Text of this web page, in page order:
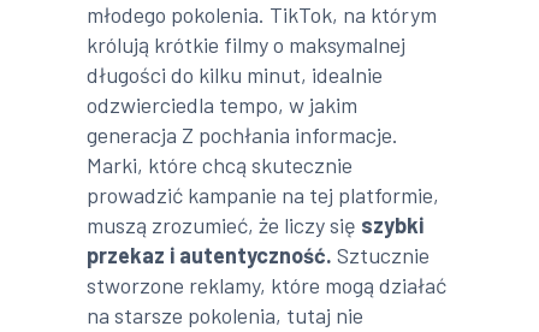
młodego pokolenia. TikTok, na którym
królują krótkie filmy o maksymalnej
długości do kilku minut, idealnie
odzwierciedla tempo, w jakim
generacja Z pochłania informacje.
Marki, które chcą skutecznie
prowadzić kampanie na tej platformie,
muszą zrozumieć, że liczy się szybki
przekaz i autentyczność.Sztucznie
stworzone reklamy, które mogą działać
na starsze pokolenia, tutaj nie